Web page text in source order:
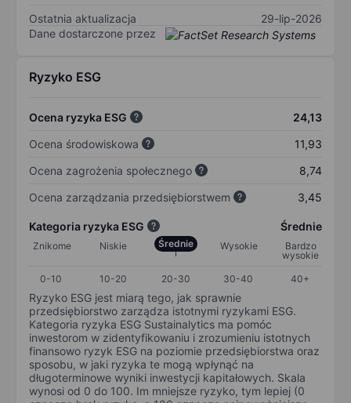
Ostatnia aktualizacja
29-lip-2026
Dane dostarczone przez
Ryzyko ESG
Ocena ryzyka ESG
24,13
Ocena środowiskowa
11,93
Ocena zagrożenia społecznego
8,74
Ocena zarządzania przedsiębiorstwem
3,45
Kategoria ryzyka ESG Średnie
Znikome Niskie Średnie Wysokie
Bardzo
wysokie
0-10
10-20 20-30 30-40 40+
Ryzyko ESG jest miarą tego, jak sprawnie
przedsiębiorstwo zarządza istotnymi ryzykami ESG.
Kategoria ryzyka ESG Sustainalytics ma pomóc
inwestorom w zidentyfikowaniu i zrozumieniu istotnych
finansowo ryzyk ESG na poziomie przedsiębiorstwa oraz
sposobu, w jaki ryzyka te mogą wpłynąć na
długoterminowe wyniki inwestycji kapitałowych. Skala
wynosi od 0 do 100. Im mniejsze ryzyko, tym lepiej (0